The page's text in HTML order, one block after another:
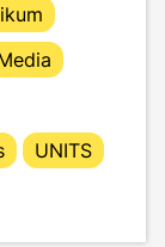
UNITS